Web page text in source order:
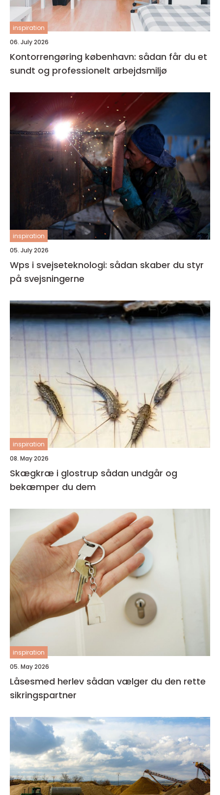
inspiration
06. July 2026
Kontorrengøring københavn: sådan får du et
sundt og professionelt arbejdsmiljø
inspiration
05. July 2026
Wps i svejseteknologi: sådan skaber du styr
på svejsningerne
inspiration
08. May 2026
Skægkræ i glostrup sådan undgår og
bekæmper du dem
inspiration
05. May 2026
Låsesmed herlev sådan vælger du den rette
sikringspartner